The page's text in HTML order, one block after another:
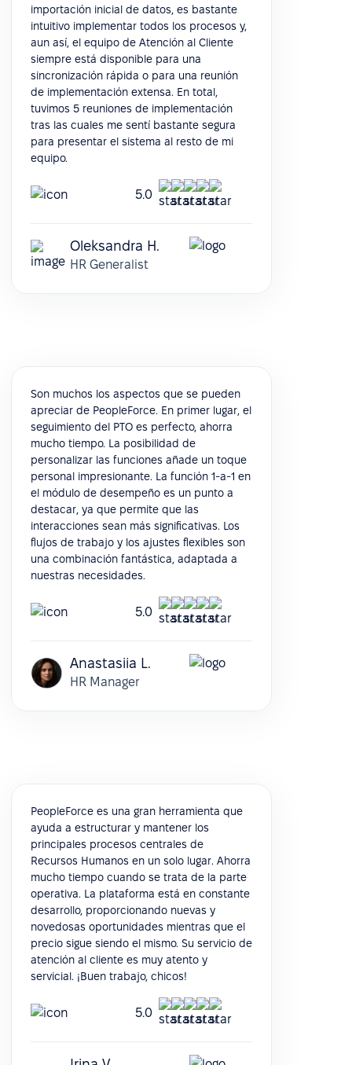
importación inicial de datos, es bastante
intuitivo implementar todos los procesos y,
aun así, el equipo de Atención al Cliente
siempre está disponible para una
sincronización rápida o para una reunión
de implementación extensa. En total,
tuvimos 5 reuniones de implementación
tras las cuales me sentí bastante segura
para presentar el sistema al resto de mi
equipo.
5.0
Oleksandra H.
HR Generalist
Son muchos los aspectos que se pueden
apreciar de PeopleForce. En primer lugar, el
seguimiento del PTO es perfecto, ahorra
mucho tiempo. La posibilidad de
personalizar las funciones añade un toque
personal impresionante. La función 1-a-1 en
el módulo de desempeño es un punto a
destacar, ya que permite que las
interacciones sean más significativas. Los
flujos de trabajo y los ajustes flexibles son
una combinación fantástica, adaptada a
nuestras necesidades.
5.0
Anastasiia L.
HR Manager
PeopleForce es una gran herramienta que
ayuda a estructurar y mantener los
principales procesos centrales de
Recursos Humanos en un solo lugar. Ahorra
mucho tiempo cuando se trata de la parte
operativa. La plataforma está en constante
desarrollo, proporcionando nuevas y
novedosas oportunidades mientras que el
precio sigue siendo el mismo. Su servicio de
atención al cliente es muy atento y
servicial. ¡Buen trabajo, chicos!
5.0